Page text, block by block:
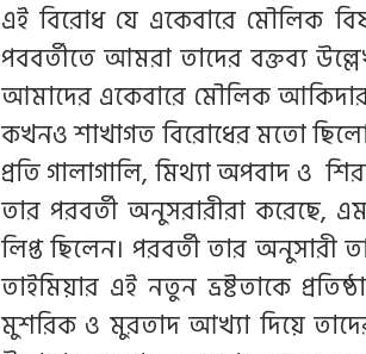
এই বিরোধ যে একেবারে মৌলিক
পববর্তীতে আমরা তাদের বক্তব্য
আমাদের একেবারে মৌলিক
কখনও শাখাগত বিরোধের মতো
প্রতি গালাগালি, মিথ্যা অপবাদ ও
তার পরবর্তী অনুসরারীরা করেছে,
লিপ্ত ছিলেন। পরবর্তী তার
তাইমিয়ার এই নতুন ভ্রষ্টতাকে
মুশরিক ও মুরতাদ আখ্যা দিয়ে